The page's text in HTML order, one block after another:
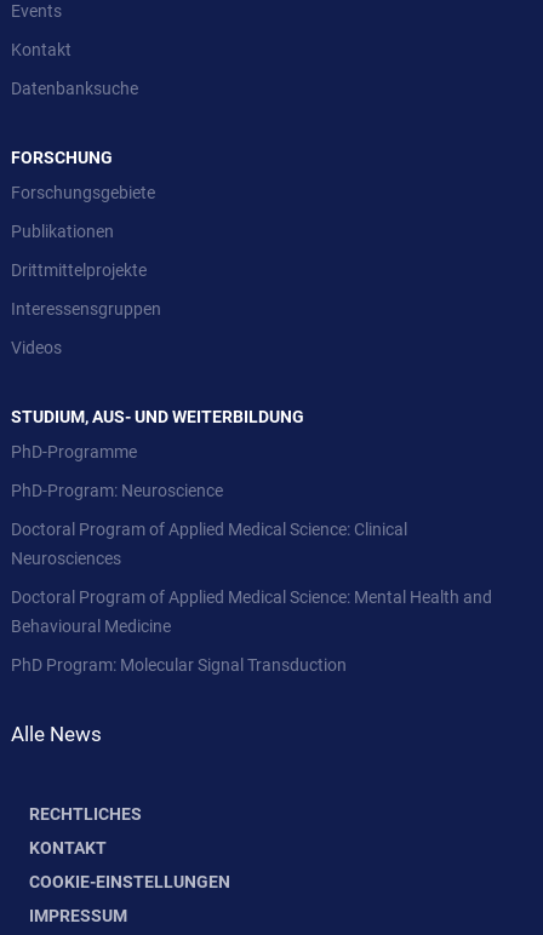
Events
Kontakt
Datenbanksuche
FORSCHUNG
Forschungsgebiete
Publikationen
Drittmittelprojekte
Interessensgruppen
Videos
STUDIUM, AUS- UND WEITERBILDUNG
PhD-Programme
PhD-Program: Neuroscience
Doctoral Program of Applied Medical Science: Clinical
Neurosciences
Doctoral Program of Applied Medical Science: Mental Health and
Behavioural Medicine
PhD Program: Molecular Signal Transduction
Alle News
RECHTLICHES
KONTAKT
COOKIE-EINSTELLUNGEN
IMPRESSUM